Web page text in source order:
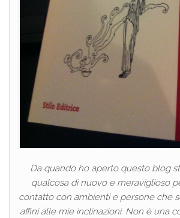
Da quando ho aperto questo blog
qualcosa di nuovo e meraviglioso
contatto con ambienti e persone che
affini alle mie inclinazioni. Non è una